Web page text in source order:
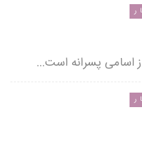
ر
اسامی پسرانه است…
ر